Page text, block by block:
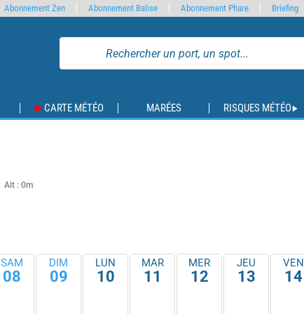
CARTE MÉTÉO MARÉES RISQUES MÉTÉO
Alt : 0m
SAM
08
DIM
09
LUN
10
MAR
11
MER
12
JEU
13
VEN
14
Abonnement Zen Abonnement Balise Abonnement Phare Briefing